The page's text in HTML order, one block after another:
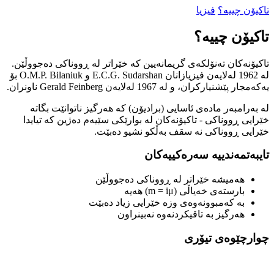
تاکیۆن چییە؟ فیزیا
تاکیۆن چییە؟
تاکیۆنەکان تەنۆلکەی گریمانەیین کە خێراتر لە ڕووناکی دەجووڵێن.
لە 1962 لەلایەن فیزیازانان E.C.G. Sudarshan و O.M.P. Bilaniuk بۆ
یەکەمجار پێشنیارکران، و لە 1967 لەلایەن Gerald Feinberg ناونران.
لە بەرامبەر مادەی ئاسایی (برادیۆن) کە هەرگیز ناتوانێت بگاتە
خێرایی ڕووناکی - تاکیۆنەکان لە بوارێکی سێیەم دەژین کە تیایدا
خێرایی ڕووناکی نە سقف بەڵکو نشیو دەبێت.
تایبەتمەندییە سەرەکییەکان
هەمیشە خێراتر لە ڕووناکی دەجووڵێن
بارستەی خەیاڵی (m = iμ) هەیە
بە کەمبوونەوەی وزە خێرایی زیاد دەبێت
هەرگیز بە تاقیکردنەوە نەبینراون
چوارچێوەی تیۆری